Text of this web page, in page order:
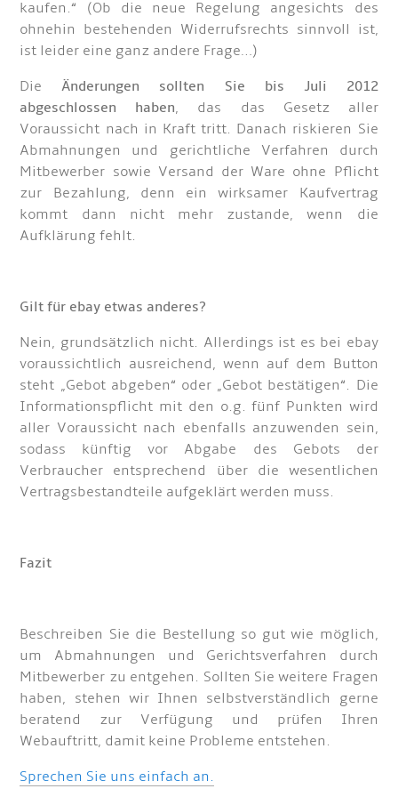
kaufen.“ (Ob die neue Regelung angesichts des
ohnehin bestehenden Widerrufsrechts sinnvoll ist,
ist leider eine ganz andere Frage…)
DieÄnderungen sollten Sie bis Juli 2012
abgeschlossen haben, das das Gesetz aller
Voraussicht nach in Kraft tritt. Danach riskieren Sie
Abmahnungen und gerichtliche Verfahren durch
Mitbewerber sowie Versand der Ware ohne Pflicht
zur Bezahlung, denn ein wirksamer Kaufvertrag
kommt dann nicht mehr zustande, wenn die
Aufklärung fehlt.
Gilt für ebay etwas anderes?
Nein, grundsätzlich nicht. Allerdings ist es bei ebay
voraussichtlich ausreichend, wenn auf dem Button
steht „Gebot abgeben“ oder „Gebot bestätigen“. Die
Informationspflicht mit den o.g. fünf Punkten wird
aller Voraussicht nach ebenfalls anzuwenden sein,
sodass künftig vor Abgabe des Gebots der
Verbraucher entsprechend über die wesentlichen
Vertragsbestandteile aufgeklärt werden muss.
Fazit
Beschreiben Sie die Bestellung so gut wie möglich,
um Abmahnungen und Gerichtsverfahren durch
Mitbewerber zu entgehen. Sollten Sie weitere Fragen
haben, stehen wir Ihnen selbstverständlich gerne
beratend zur Verfügung und prüfen Ihren
Webauftritt, damit keine Probleme entstehen.
Sprechen Sie uns einfach an.